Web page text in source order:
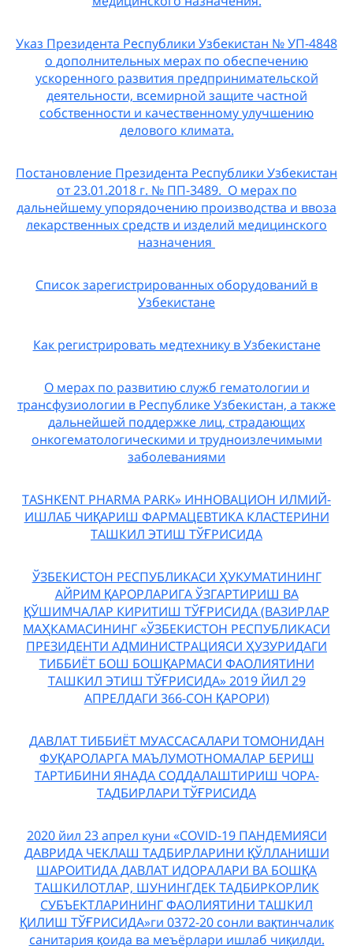
Указ Президента Республики Узбекистан № УП-4848
о дополнительных мерах по обеспечению
ускоренного развития предпринимательской
деятельности, всемирной защите частной
собственности и качественному улучшению
делового климата.
Постановление Президента Республики Узбекистан
от 23.01.2018 г. № ПП-3489. О мерах по
дальнейшему упорядочению производства и ввоза
лекарственных средств и изделий медицинского
назначения
Список зарегистрированных оборудований в
Узбекистане
Как регистрировать медтехнику в Узбекистане
О мерах по развитию служб гематологии и
трансфузиологии в Республике Узбекистан, а также
дальнейшей поддержке лиц, страдающих
онкогематологическими и трудноизлечимыми
заболеваниями
TASHKENT PHARMA PARK» ИННОВАЦИОН ИЛМИЙ-
ИШЛАБ ЧИҚАРИШ ФАРМАЦЕВТИКА КЛАСТЕРИНИ
ТАШКИЛ ЭТИШ ТЎҒРИСИДА
ЎЗБЕКИСТОН РЕСПУБЛИКАСИ ҲУКУМАТИНИНГ
АЙРИМ ҚАРОРЛАРИГА ЎЗГАРТИРИШ ВА
ҚЎШИМЧАЛАР КИРИТИШ ТЎҒРИСИДА (ВАЗИРЛАР
МАҲКАМАСИНИНГ «ЎЗБЕКИСТОН РЕСПУБЛИКАСИ
ПРЕЗИДЕНТИ АДМИНИСТРАЦИЯСИ ҲУЗУРИДАГИ
ТИББИЁТ БОШ БОШҚАРМАСИ ФАОЛИЯТИНИ
ТАШКИЛ ЭТИШ ТЎҒРИСИДА» 2019 ЙИЛ 29
АПРЕЛДАГИ 366-СОН ҚАРОРИ)
ДАВЛАТ ТИББИЁТ МУАССАСАЛАРИ ТОМОНИДАН
ФУҚАРОЛАРГА МАЪЛУМОТНОМАЛАР БЕРИШ
ТАРТИБИНИ ЯНАДА СОДДАЛАШТИРИШ ЧОРА-
ТАДБИРЛАРИ ТЎҒРИСИДА
2020 йил 23 апрел куни «COVID-19 ПАНДЕМИЯСИ
ДАВРИДА ЧЕКЛАШ ТАДБИРЛАРИНИ ҚЎЛЛАНИШИ
ШАРОИТИДА ДАВЛАТ ИДОРАЛАРИ ВА БОШҚА
ТАШКИЛОТЛАР, ШУНИНГДЕК ТАДБИРКОРЛИК
СУБЪЕКТЛАРИНИНГ ФАОЛИЯТИНИ ТАШКИЛ
ҚИЛИШ ТЎҒРИСИДА»ги 0372-20 сонли вақтинчалик
санитария қоида ва меъёрлари ишлаб чиқилди.